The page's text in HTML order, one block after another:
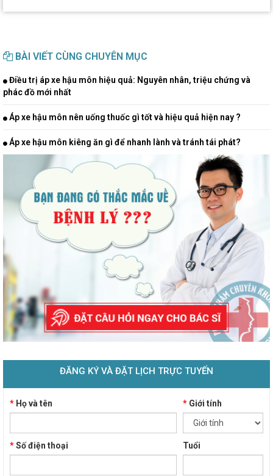
BÀI VIẾT CÙNG CHUYÊN MỤC
Điều trị áp xe hậu môn hiệu quả: Nguyên nhân, triệu chứng và
phác đồ mới nhất
Áp xe hậu môn nên uống thuốc gì tốt và hiệu quả hiện nay ?
Áp xe hậu môn kiêng ăn gì để nhanh lành và tránh tái phát?
ĐĂNG KÝ VÀ ĐẶT LỊCH TRỰC TUYẾN
* Họ và tên *Giới tính
*Số điện thoại Tuổi